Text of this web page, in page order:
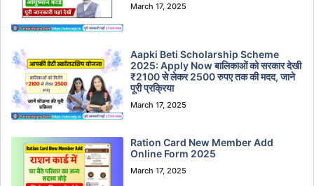
March 17, 2025
Aapki Beti Scholarship Scheme
2025: Apply Now बालिकाओं को सरकार देखी
₹2100 से लेकर 2500 रुपए तक की मदद, जाने
पूरी प्रक्रिया
March 17, 2025
Ration Card New Member Add
Online Form 2025
March 17, 2025